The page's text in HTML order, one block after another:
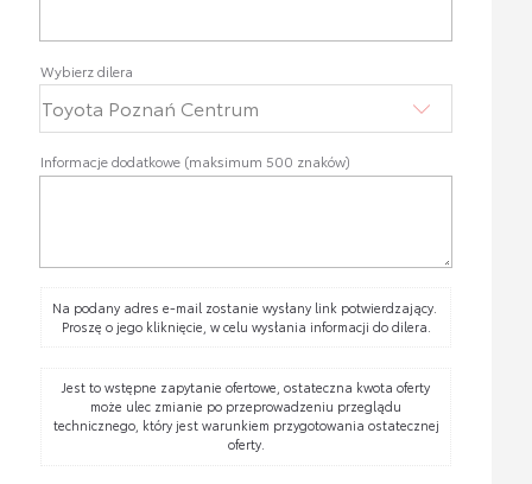
Wybierz dilera
Informacje dodatkowe (maksimum 500 znaków)
Na podany adres e-mail zostanie wysłany link potwierdzający.
Proszę o jego kliknięcie, w celu wysłania informacji do dilera.
Jest to wstępne zapytanie ofertowe, ostateczna kwota oferty
może ulec zmianie po przeprowadzeniu przeglądu
technicznego, który jest warunkiem przygotowania ostatecznej
oferty.